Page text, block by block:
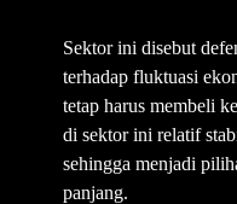
Sektor ini disebut
terhadap fluktuasi
tetap harus membeli
di sektor ini relatif
sehingga menjadi
panjang.